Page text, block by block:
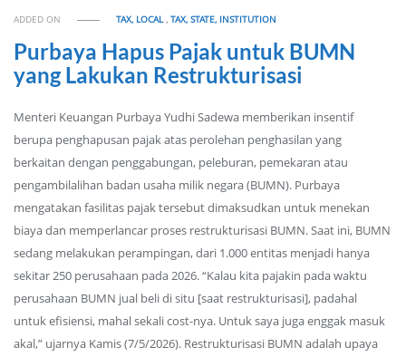
ADDED ON TAX, LOCAL,TAX, STATE, INSTITUTION
Purbaya Hapus Pajak untuk BUMN
yang Lakukan Restrukturisasi
Menteri Keuangan Purbaya Yudhi Sadewa memberikan insentif
berupa penghapusan pajak atas perolehan penghasilan yang
berkaitan dengan penggabungan, peleburan, pemekaran atau
pengambilalihan badan usaha milik negara (BUMN). Purbaya
mengatakan fasilitas pajak tersebut dimaksudkan untuk menekan
biaya dan memperlancar proses restrukturisasi BUMN. Saat ini, BUMN
sedang melakukan perampingan, dari 1.000 entitas menjadi hanya
sekitar 250 perusahaan pada 2026. “Kalau kita pajakin pada waktu
perusahaan BUMN jual beli di situ [saat restrukturisasi], padahal
untuk efisiensi, mahal sekali cost-nya. Untuk saya juga enggak masuk
akal,” ujarnya Kamis (7/5/2026). Restrukturisasi BUMN adalah upaya